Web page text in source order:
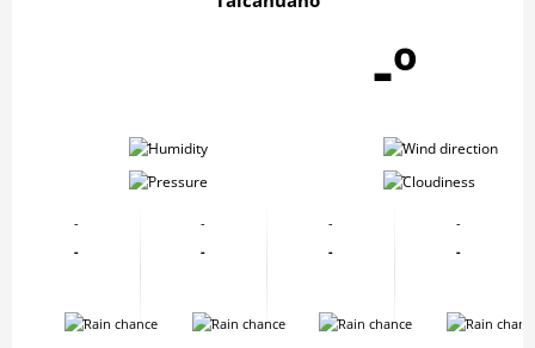
-º
-
-
-
-
-
-
-
-
-
-
-
-
-
-
-
-